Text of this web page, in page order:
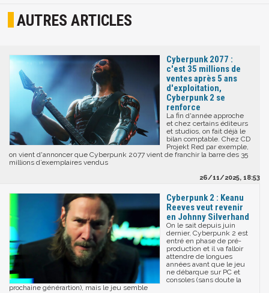
AUTRES ARTICLES
Cyberpunk 2077 :
c'est 35 millions de
ventes après 5 ans
d'exploitation,
Cyberpunk 2 se
renforce
La fin d'année approche
et chez certains éditeurs
et studios, on fait déjà le
bilan comptable. Chez CD
Projekt Red par exemple,
on vient d'annoncer que Cyberpunk 2077 vient de franchir la barre des 35
millions d’exemplaires vendus
26/11/2025, 18:53
Cyberpunk 2 : Keanu
Reeves veut revenir
en Johnny Silverhand
On le sait depuis juin
dernier, Cyberpunk 2 est
entré en phase de pré-
production et il va falloir
attendre de longues
années avant que le jeu
ne débarque sur PC et
consoles (sans doute la
prochaine générartion), mais le jeu semble